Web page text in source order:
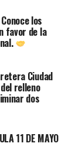
los
favor de la
Ciudad
relleno
dos
11 DE MAYO